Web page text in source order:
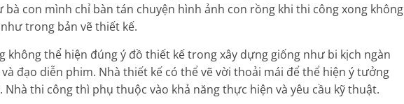
bà con mình chỉ bàn tán chuyện hình ảnh con rồng khi thi công xong không
trong bản vẽ thiết kế.
không thể hiện đúng ý đồ thiết kế trong xây dựng giống như bi kịch ngàn
đạo diễn phim. Nhà thiết kế có thể vẽ vời thoải mái để thể hiện ý tưởng
thi công thì phụ thuộc vào khả năng thực hiện và yêu cầu kỹ thuật.